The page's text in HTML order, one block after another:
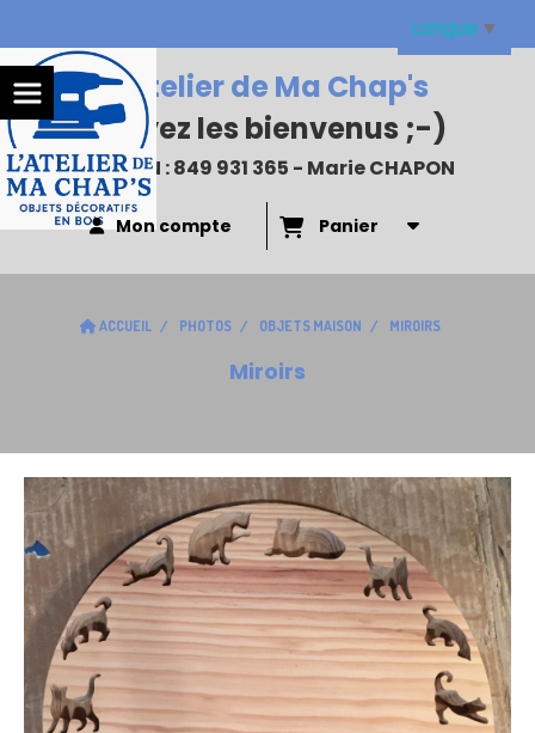
L'Atelier de Ma Chap's
:Soyez les bienvenus ;-)
N°SIREN : 849 931 365 - Marie CHAPON
Mon compte Panier
ACCUEIL PHOTOS OBJETS MAISON MIROIRS
Miroirs
Langue ▼